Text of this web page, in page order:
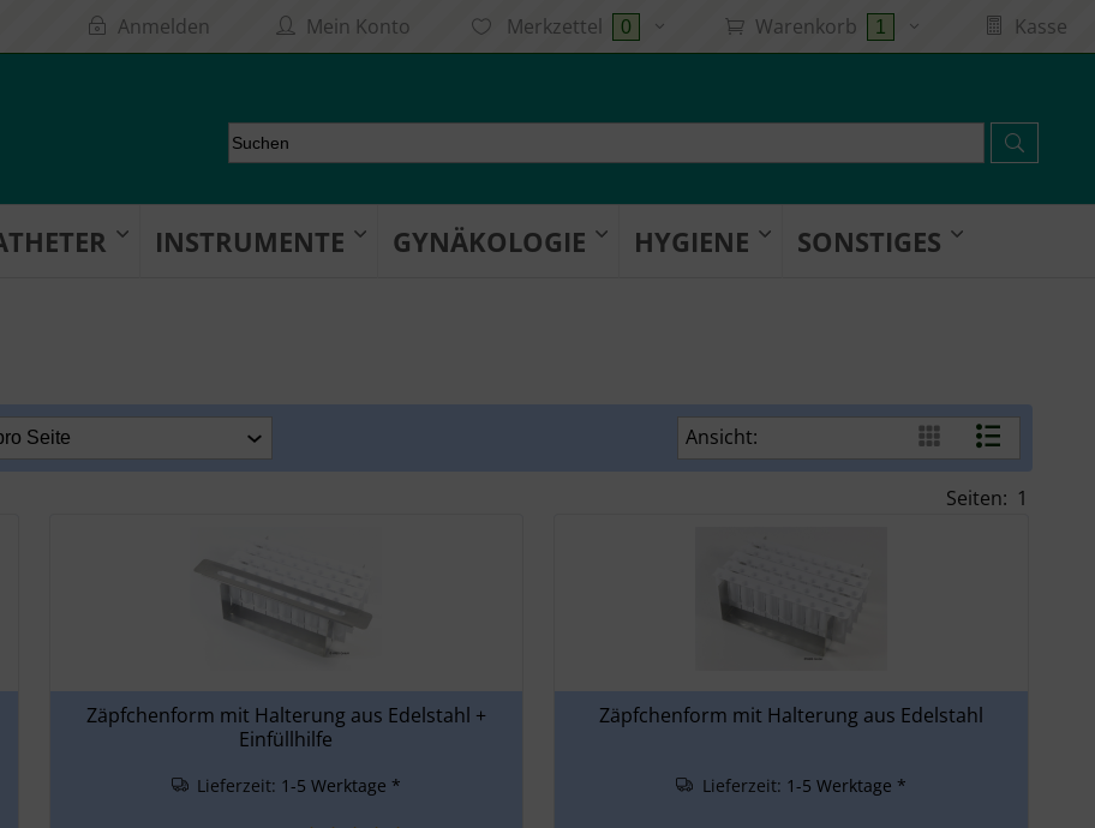
Anmelden Mein Konto Merkzettel 0 Warenkorb 1 Kasse
INSTRUMENTE GYNÄKOLOGIE HYGIENE SONSTIGES
Ansicht:
Seiten: 1
Zäpfchenform mit Halterung aus Edelstahl +
Einfüllhilfe
Lieferzeit: 1-5 Werktage *
Zäpfchenform mit Halterung aus Edelstahl
Lieferzeit: 1-5 Werktage *